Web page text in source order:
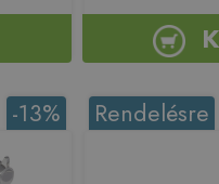
-13% Rendelésre